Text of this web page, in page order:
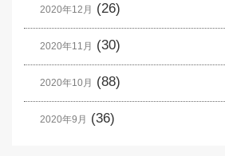
2020年12月 (26)
2020年11月 (30)
2020年10月 (88)
2020年9月 (36)